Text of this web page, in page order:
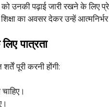
उनकी पढ़ाई जारी रखने के लिए
का अवसर देकर उन्हें आत्मनिर्भर
पात्रता
पूरी करनी होंगी: